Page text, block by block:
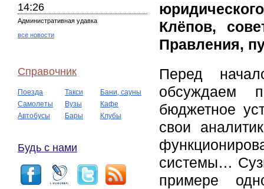
14:26
Административная удавка
все новости
Справочник
Поезда Такси
Бани, сауны
Самолеты
Вузы
Кафе
Автобусы
Бары Клубы
Будь с нами
Клёпов,
Правления,
Перед
обсуждаем
бюджетное
свои
системы…
примере